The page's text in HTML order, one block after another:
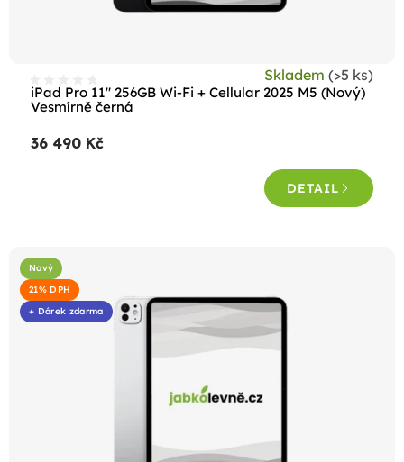
iPad Pro 11" 256GB Wi-Fi + Cellular 2025 M5 (Nový)
Vesmírně černá
Skladem (>5 ks)
36 490 Kč
DETAIL
Nový
21% DPH
+ Dárek zdarma